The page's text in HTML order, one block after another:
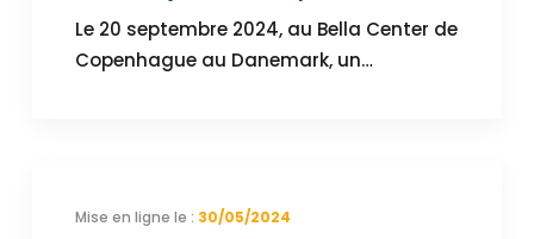
Le 20 septembre 2024, au Bella Center de
Copenhague au Danemark, un…
30/05/2024